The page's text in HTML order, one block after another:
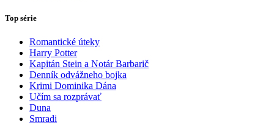
Top série
Romantické úteky
Harry Potter
Kapitán Stein a Notár Barbarič
Denník odvážneho bojka
Krimi Dominika Dána
Učím sa rozprávať
Duna
Smradi